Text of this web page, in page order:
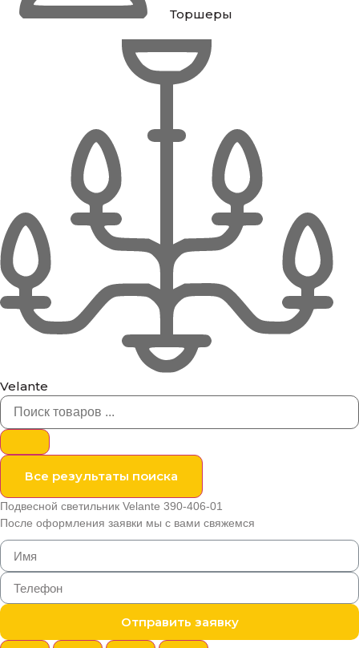
Торшеры
Velante
Все результаты поиска
Подвесной светильник Velante 390-406-01
После оформления заявки мы с вами свяжемся
Отправить заявку